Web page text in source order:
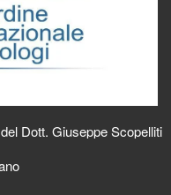
Dott. Giuseppe Scopelliti